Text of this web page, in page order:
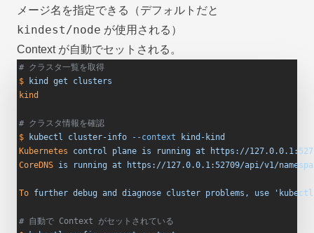
メージ名を指定できる（デフォルトだと
kindest/node が使用される）
Context が自動でセットされる。
# クラスタ一覧を取得
$ kind get clusters
kind
# クラスタ情報を確認
$ kubectl cluster-info --context kind-kind
Kubernetes control plane is running at https://
CoreDNS is running at https://127.0.0.1:52709/api/v1/
To further debug and diagnose cluster problems, use
# 自動で Context がセットされている